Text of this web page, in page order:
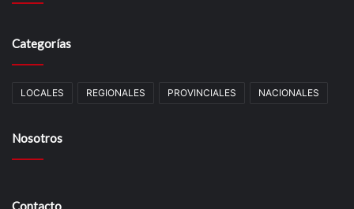
Categorías
LOCALES REGIONALES PROVINCIALES NACIONALES
Nosotros
Contacto